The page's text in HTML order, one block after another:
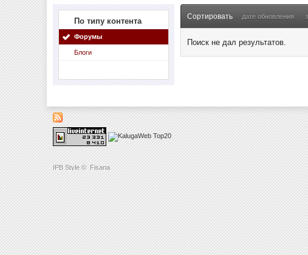
IPB Style © Fisana
По типу контента
Форумы
Блоги
Сортировать дате обновления
Поиск не дал результатов.